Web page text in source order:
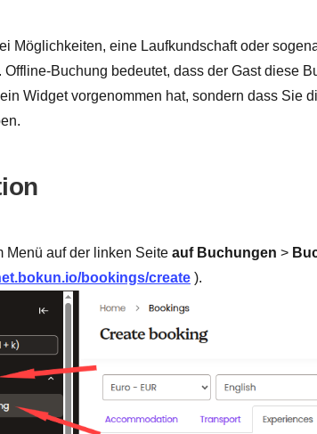
Möglichkeiten, eine Laufkundschaft oder
Offline-Buchung bedeutet, dass der Gast diese
Widget vorgenommen hat, sondern dass Sie
Menü auf der linken Seite auf Buchungen >
bookings/create ).